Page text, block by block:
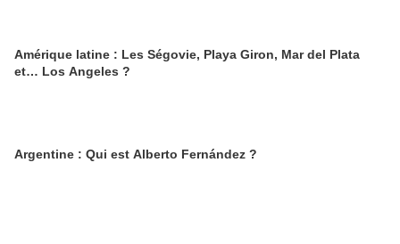
Amérique latine : Les Ségovie, Playa Giron, Mar del Plata
et… Los Angeles ?
Argentine : Qui est Alberto Fernández ?